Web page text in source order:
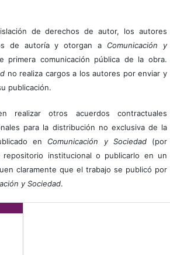
de derechos de autor, los autores
de autoría y otorgan a Comunicación y
comunicación pública de la obra.
no realiza cargos a los autores por enviar y
publicación.
realizar otros acuerdos contractuales
para la distribución no exclusiva de la
en Comunicación y Sociedad(por
institucional o publicarlo en un
claramente que el trabajo se publicó por
y Sociedad.